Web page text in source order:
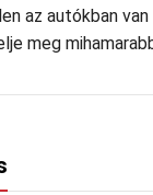
az autókban van
meg